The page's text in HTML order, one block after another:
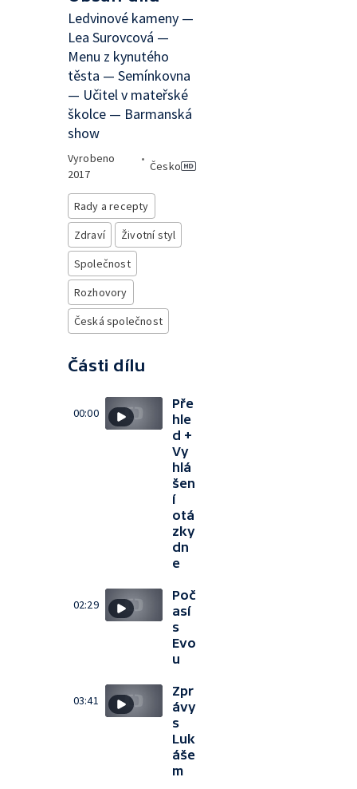
Ledvinové kameny —
Lea Surovcová —
Menu z kynutého
těsta — Semínkovna
— Učitel v mateřské
školce — Barmanská
show
Vyrobeno
2017
•
Česko
Rady a recepty
Zdraví
Životní styl
Společnost
Rozhovory
Česká společnost
Části dílu
00:00
Pře
hle
d +
Vy
hlá
šen
í
otá
zky
dn
e
02:29
Poč
así
s
Evo
u
03:41
Zpr
ávy
s
Luk
áše
m